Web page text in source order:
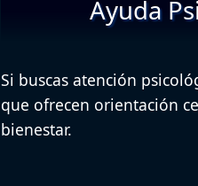
Ayuda
Si buscas atención
que ofrecen orientación
bienestar.